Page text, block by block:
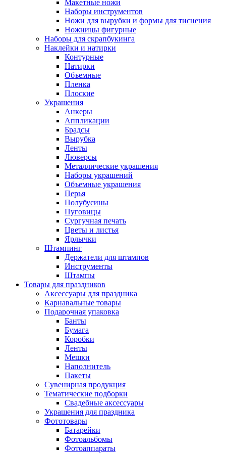
Макетные ножи
Наборы инструментов
Ножи для вырубки и формы для тиснения
Ножницы фигурные
Наборы для скрапбукинга
Наклейки и натирки
Контурные
Натирки
Объемные
Пленка
Плоские
Украшения
Анкеры
Аппликации
Брадсы
Вырубка
Ленты
Люверсы
Металлические украшения
Наборы украшений
Объемные украшения
Перья
Полубусины
Пуговицы
Сургучная печать
Цветы и листья
Ярлычки
Штампинг
Держатели для штампов
Инструменты
Штампы
Товары для праздников
Аксессуары для праздника
Карнавальные товары
Подарочная упаковка
Банты
Бумага
Коробки
Ленты
Мешки
Наполнитель
Пакеты
Сувенирная продукция
Тематические подборки
Свадебные аксессуары
Украшения для праздника
Фототовары
Батарейки
Фотоальбомы
Фотоаппараты